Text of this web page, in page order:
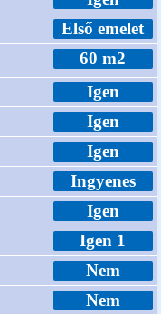
Első emelet
60 m2
Igen
Igen
Igen
Ingyenes
Igen
Igen 1
Nem
Nem